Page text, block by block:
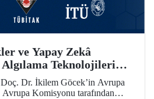
ve Yapay Zekâ
Teknolojilerini
STAND Projesine
Dr. İkilem Göcek’in Avrupa
Komisyonu tarafından